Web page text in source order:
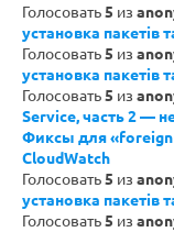
Голосовать5 из
установка пакетів
Голосовать5 из
установка пакетів
Голосовать5 из
Service, часть 2 —
Фиксы для
CloudWatch
Голосовать5 из
установка пакетів
Голосовать5 из